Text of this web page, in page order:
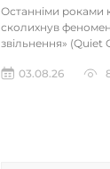
Останніми роками
сколихнув
звільнення» (Quiet
03.08.26